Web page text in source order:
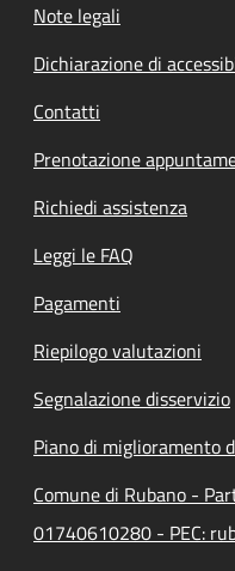
Note legali
Dichiarazione di
Contatti
Prenotazione
Richiedi assistenza
Leggi le FAQ
Pagamenti
Riepilogo valutazioni
Segnalazione disservizio
Piano di miglioramento
Comune di Rubano -
01740610280 - PEC: